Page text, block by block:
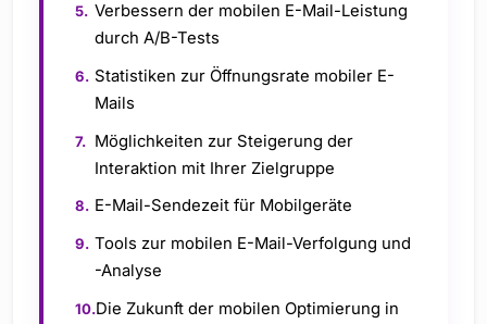
Verbessern der mobilen E-Mail-Leistung
durch A/B-Tests
Statistiken zur Öffnungsrate mobiler E-
Mails
Möglichkeiten zur Steigerung der
Interaktion mit Ihrer Zielgruppe
E-Mail-Sendezeit für Mobilgeräte
Tools zur mobilen E-Mail-Verfolgung und
-Analyse
Die Zukunft der mobilen Optimierung in